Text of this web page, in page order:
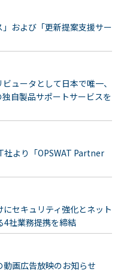
および「更新提案支援サー
ュータとして日本で唯一、
自製品サポートサービスを
社より「OPSWAT Partner
セキュリティ強化とネット
4社業務提携を締結
画広告放映のお知らせ